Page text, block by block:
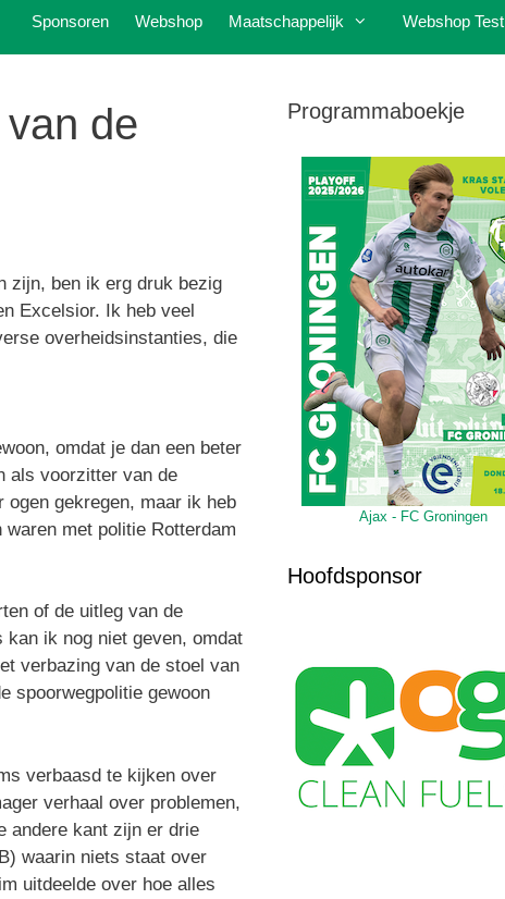
Sponsoren Webshop Maatschappelijk Webshop Test
de
zijn, ben ik erg druk bezig
Excelsior. Ik heb veel
overheidsinstanties, die
omdat je dan een beter
als voorzitter van de
ogen gekregen, maar ik heb
met politie Rotterdam
of de uitleg van de
ik nog niet geven, omdat
verbazing van de stoel van
spoorwegpolitie gewoon
verbaasd te kijken over
verhaal over problemen,
andere kant zijn er drie
waarin niets staat over
uitdeelde over hoe alles
Programmaboekje
Ajax - FC Groningen
Hoofdsponsor